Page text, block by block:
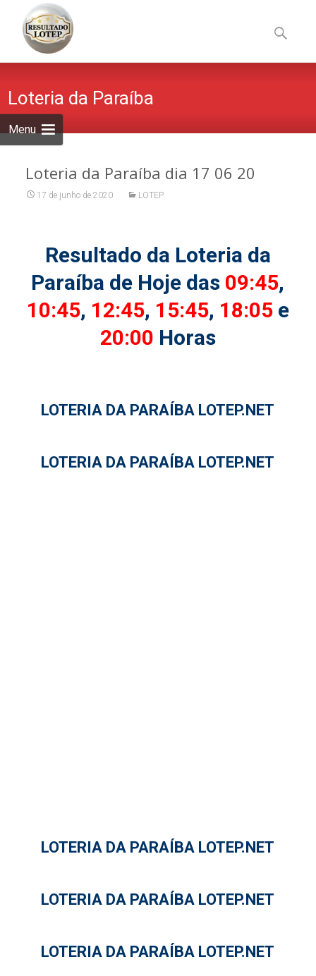
Menu
to
content
por:
Loteria da Paraíba
Loteria da Paraíba dia 17 06 20
17 de junho de 2020 LOTEP
Resultado da Loteria da
Paraíba de Hoje das 09:45,
10:45, 12:45, 15:45, 18:05 e
20:00 Horas
LOTERIA DA PARAÍBA LOTEP.NET
LOTERIA DA PARAÍBA LOTEP.NET
LOTERIA DA PARAÍBA LOTEP.NET
LOTERIA DA PARAÍBA LOTEP.NET
LOTERIA DA PARAÍBA LOTEP.NET